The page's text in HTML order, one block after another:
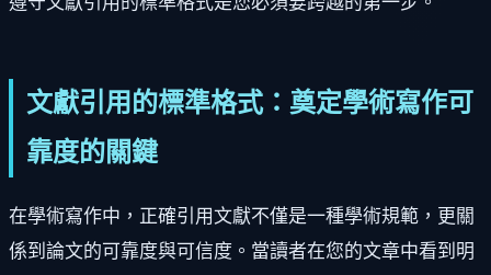
文獻引用的標準格式：奠定學術寫作可
靠度的關鍵
在學術寫作中，正確引用文獻不僅是一種學術規範，更關
係到論文的可靠度與可信度。當讀者在您的文章中看到明